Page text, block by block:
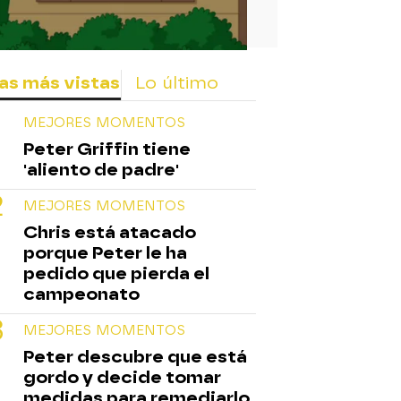
más vistas Lo último
MEJORES MOMENTOS
Peter Griffin tiene
'aliento de padre'
MEJORES MOMENTOS
Chris está atacado
porque Peter le ha
pedido que pierda el
campeonato
MEJORES MOMENTOS
Peter descubre que está
gordo y decide tomar